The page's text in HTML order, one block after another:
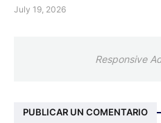
July 19, 2026
Responsive
PUBLICAR UN COMENTARIO